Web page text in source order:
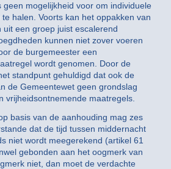
mogelijkheid voor om individuele
halen. Voorts kan het oppakken van
een groep juist escalerend
kunnen niet zover voeren
de burgemeester een
wordt genomen. Door de
standpunt gehuldigd dat ook de
de Gemeentewet geen grondslag
vrijheidsontnemende maatregels.
basis van de aanhouding mag zes
dat de tijd tussen middernacht
niet wordt meegerekend (artikel 61
gebonden aan het oogmerk van
niet, dan moet de verdachte